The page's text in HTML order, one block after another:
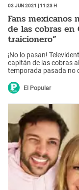
03 Jun 2021 | 11:23 h
Fans mexicanos
de las cobras en
traicionero”
¡No lo pasan!
capitán de las cobras
temporada pasada no
El Popular